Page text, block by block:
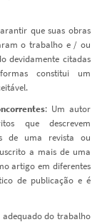
que suas obras
o trabalho e / ou
devidamente citadas
constitui um
: Um autor
que descrevem
de uma revista ou
a mais de uma
artigo em diferentes
de publicação e é
adequado do trabalho